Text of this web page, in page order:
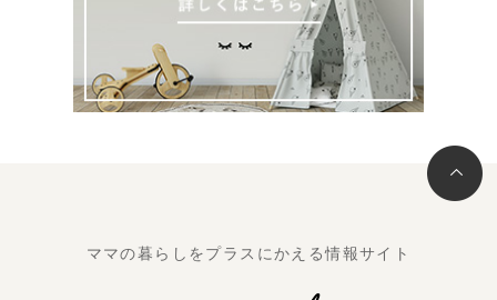
ママの暮らしをプラスにかえる情報サイト